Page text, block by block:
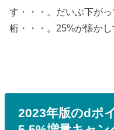
す・・・。だいぶ下が
桁・・・。25%が懐かし
2023年版のdポ